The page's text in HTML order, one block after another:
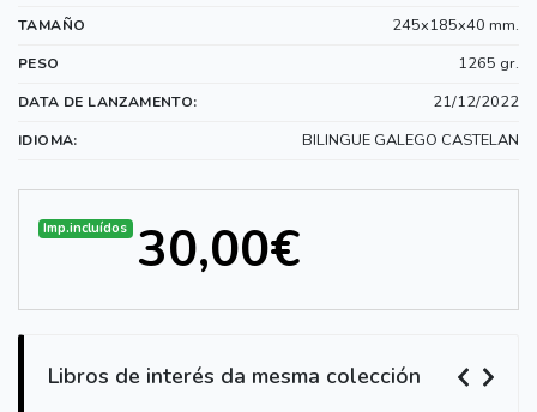
TAMAÑO 245x185x40 mm.
PESO 1265 gr.
DATA DE LANZAMENTO: 21/12/2022
IDIOMA: BILINGUE GALEGO CASTELAN
Imp.incluídos 30,00€
Libros de interés da mesma colección